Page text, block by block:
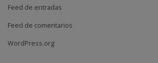
Feed de entradas
Feed de comentarios
WordPress.org